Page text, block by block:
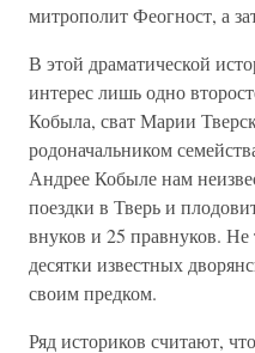
митрополит Феогност, а
В этой драматической
интерес лишь одно
Кобыла, сват Марии
родоначальником
Андрее Кобыле нам
поездки в Тверь и
внуков и 25 правнуков.
десятки известных
своим предком.
Ряд историков считают,